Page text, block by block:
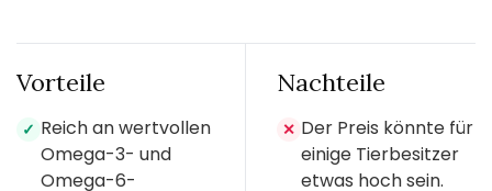
Vorteile
✓ Reich an wertvollen
Omega-3- und
Omega-6-
Nachteile
✕ Der Preis könnte für
einige Tierbesitzer
etwas hoch sein.